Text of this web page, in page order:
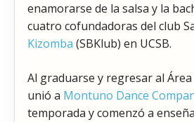
enamorarse de la salsa y la
cuatro cofundadoras del club
Kizomba (SBKlub) en UCSB.
Al graduarse y regresar al Área
unió a Montuno Dance
temporada y comenzó a